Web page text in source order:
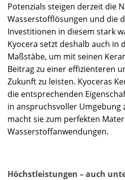
Potenzials steigen derzeit die
Wasserstofflösungen und die
Investitionen in diesem stark
Kyocera setzt deshalb auch in
Maßstäbe, um mit seinen
Beitrag zu einer effizienteren
Zukunft zu leisten. Kyoceras
die entsprechenden
in anspruchsvoller Umgebung
macht sie zum perfekten
Wasserstoffanwendungen.
Höchstleistungen – auch